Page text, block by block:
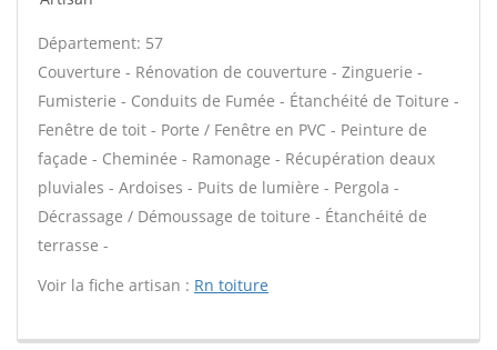
Département: 57
Couverture - Rénovation de couverture - Zinguerie -
Fumisterie - Conduits de Fumée - Étanchéité de Toiture -
Fenêtre de toit - Porte / Fenêtre en PVC - Peinture de
façade - Cheminée - Ramonage - Récupération deaux
pluviales - Ardoises - Puits de lumière - Pergola -
Décrassage / Démoussage de toiture - Étanchéité de
terrasse -
Voir la fiche artisan : Rn toiture